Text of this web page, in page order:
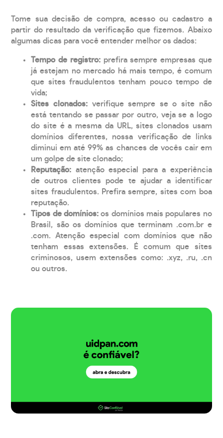
Tome sua decisão de compra, acesso ou cadastro a
partir do resultado da verificação que fizemos. Abaixo
algumas dicas para você entender melhor os dados:
Tempo de registro: prefira sempre empresas que
já estejam no mercado há mais tempo, é comum
que sites fraudulentos tenham pouco tempo de
vida;
Sites clonados: verifique sempre se o site não
está tentando se passar por outro, veja se a logo
do site é a mesma da URL, sites clonados usam
domínios diferentes, nossa verificação de links
diminui em até 99% as chances de vocês cair em
um golpe de site clonado;
Reputação: atenção especial para a experiência
de outros clientes pode te ajudar a identificar
sites fraudulentos. Prefira sempre, sites com boa
reputação.
Tipos de domínios:os domínios mais populares no
Brasil, são os domínios que terminam .com.br e
.com. Atenção especial com domínios que não
tenham essas extensões. É comum que sites
criminosos, usem extensões como: .xyz, .ru, .cn
ou outros.